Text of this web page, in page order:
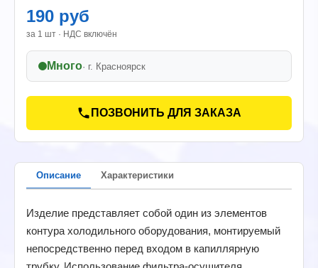
190 руб
за 1 шт · НДС включён
Много· г. Красноярск
ПОЗВОНИТЬ ДЛЯ ЗАКАЗА
Описание Характеристики
Изделие представляет собой один из элементов
контура холодильного оборудования, монтируемый
непосредственно перед входом в капиллярную